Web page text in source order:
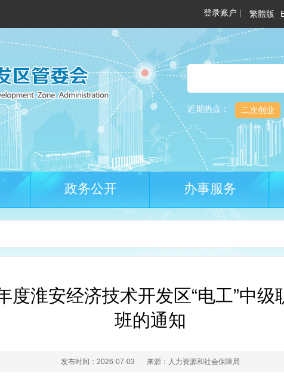
繁體版
近期热点： 二次创业
政务公开 办事服务
度淮安经济技术开发区“电工”中
班的通知
发布时间：2026-07-03 来源：人力资源和社会保障局